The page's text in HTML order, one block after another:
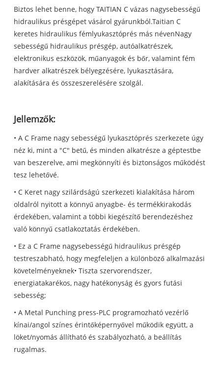
Biztos lehet benne, hogy TAITIAN C vázas nagysebességű
hidraulikus présgépet vásárol gyárunkból.Taitian C
keretes hidraulikus fémlyukasztóprés más névenNagy
sebességű hidraulikus présgép, autóalkatrészek,
elektronikus eszközök, műanyagok és bőr, valamint fém
hardver alkatrészek bélyegzésére, lyukasztására,
alakítására és összeszerelésére szolgál.
Jellemzők:
• A C Frame nagy sebességű lyukasztóprés szerkezete úgy
néz ki, mint a "C" betű, és minden alkatrésze a géptestbe
van beszerelve, ami megkönnyíti és biztonságos működést
tesz lehetővé.
• C Keret nagy szilárdságú szerkezeti kialakítása három
oldalról nyitott a könnyű anyagbe- és termékkirakodás
érdekében, valamint a többi kiegészítő berendezéshez
való könnyű csatlakoztatás érdekében.
• Ez a C Frame nagysebességű hidraulikus présgép
testreszabható, hogy megfeleljen a különböző alkalmazási
követelményeknek• Tiszta szervorendszer,
energiatakarékos, nagy hatékonyság és gyors futási
sebesség;
• A Metal Punching press-PLC programozható vezérlő
kínai/angol színes érintőképernyővel működik együtt, a
löket/nyomás állítható és szabályozható, a beállítás
rugalmas.